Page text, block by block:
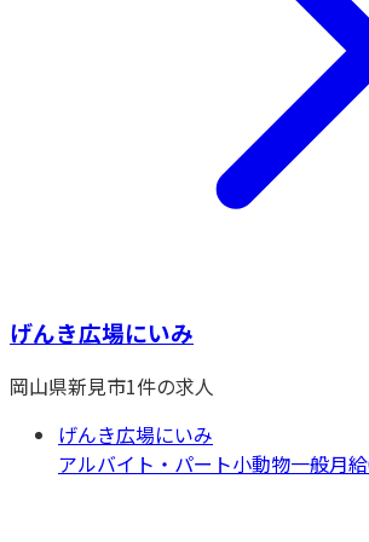
げんき広場にいみ
岡山県新見市1件の求人
げんき広場にいみ
アルバイト・パート小動物一般月